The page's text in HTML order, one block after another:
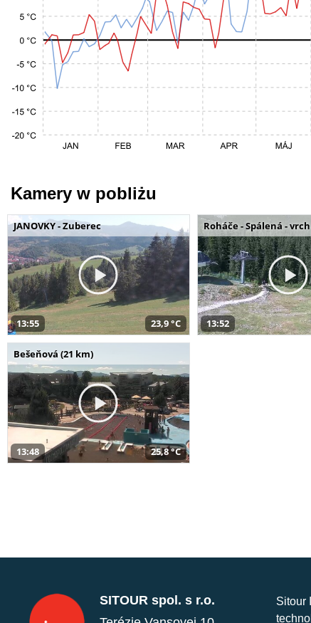
Kamery w pobliżu
JANOVKY - Zuberec
13:55 23,9 °C
Roháče - Spálená -
13:52
Bešeňová (21 km)
13:48 25,8 °C
SITOUR spol. s r.o.
Sitour